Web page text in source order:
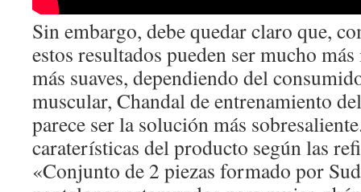
Sin embargo, debe quedar claro que,
estos resultados pueden ser mucho
más suaves, dependiendo del
muscular, Chandal de entrenamiento
parece ser la solución más
caraterísticas del producto según las
«Conjunto de 2 piezas formado por